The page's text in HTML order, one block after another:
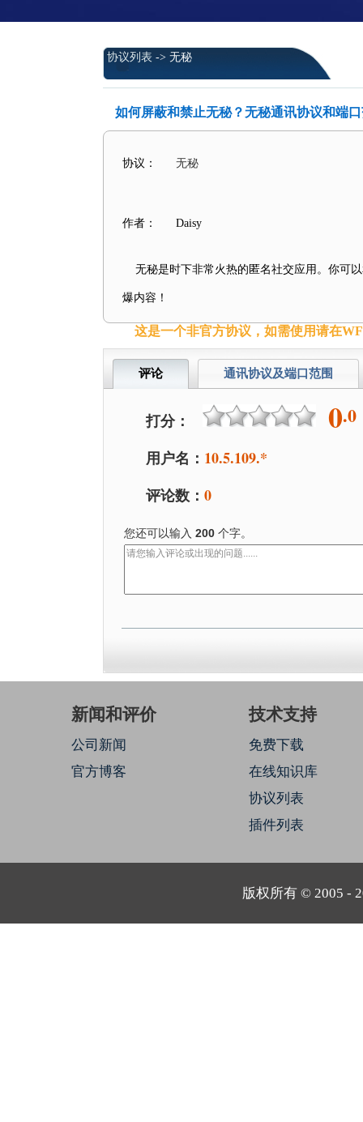
协议列表 -> 无秘
如何屏蔽和禁止无秘？无秘通讯协议和端
协议： 无秘
作者： Daisy
无秘是时下非常火热的匿名社交应用。你可
爆内容！
这是一个非官方协议，如需使用请在
评论 通讯协议及端口范围
打分： 0.0
用户名： 10.5.109.*
评论数： 0
您还可以输入 200个字。
新闻和评价
公司新闻
官方博客
技术支持
免费下载
在线知识库
协议列表
插件列表
版权所有 © 2005 -